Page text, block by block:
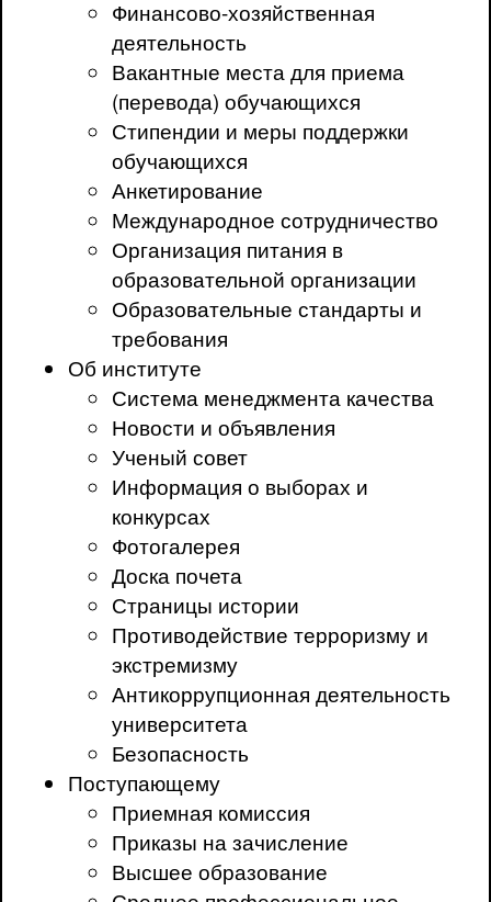
Финансово-хозяйственная
деятельность
Вакантные места для приема
(перевода) обучающихся
Стипендии и меры поддержки
обучающихся
Анкетирование
Международное сотрудничество
Организация питания в
образовательной организации
Образовательные стандарты и
требования
Об институте
Система менеджмента качества
Новости и объявления
Ученый совет
Информация о выборах и
конкурсах
Фотогалерея
Доска почета
Страницы истории
Противодействие терроризму и
экстремизму
Антикоррупционная деятельность
университета
Безопасность
Поступающему
Приемная комиссия
Приказы на зачисление
Высшее образование